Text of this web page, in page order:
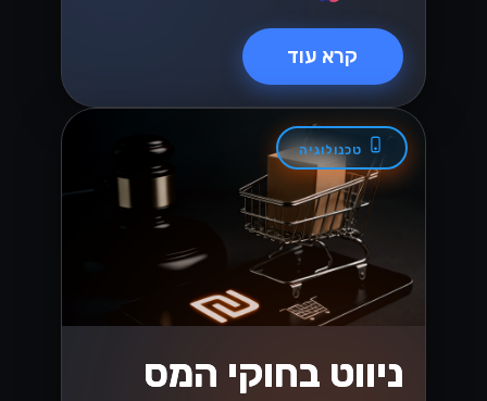
קרא עוד
טכנולוגיה
ניווט בחוקי המס